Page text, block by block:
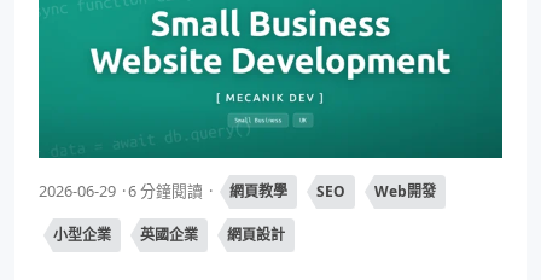
2026-06-29 6 分鐘閱讀 網頁教學 SEO Web開發
小型企業 英國企業 網頁設計